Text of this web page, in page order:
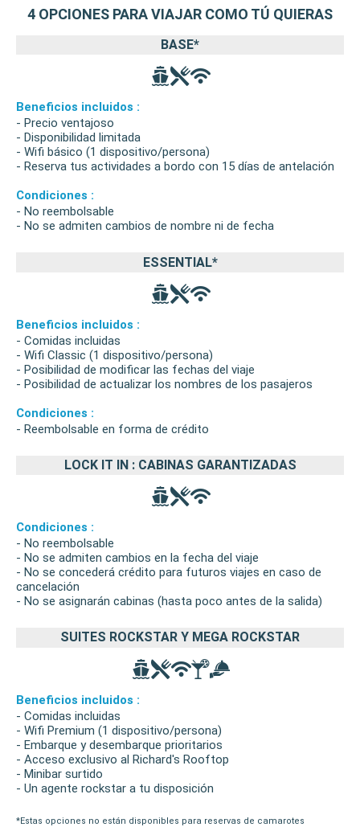
4 OPCIONES PARA VIAJAR COMO TÚ QUIERAS
BASE*
Beneficios incluidos :
- Precio ventajoso
- Disponibilidad limitada
- Wifi básico (1 dispositivo/persona)
- Reserva tus actividades a bordo con 15 días de antelación
Condiciones :
- No reembolsable
- No se admiten cambios de nombre ni de fecha
ESSENTIAL*
Beneficios incluidos :
- Comidas incluidas
- Wifi Classic (1 dispositivo/persona)
- Posibilidad de modificar las fechas del viaje
- Posibilidad de actualizar los nombres de los pasajeros
Condiciones :
- Reembolsable en forma de crédito
LOCK IT IN : CABINAS GARANTIZADAS
Condiciones :
- No reembolsable
- No se admiten cambios en la fecha del viaje
- No se concederá crédito para futuros viajes en caso de
cancelación
- No se asignarán cabinas (hasta poco antes de la salida)
SUITES ROCKSTAR Y MEGA ROCKSTAR
Beneficios incluidos :
- Comidas incluidas
- Wifi Premium (1 dispositivo/persona)
- Embarque y desembarque prioritarios
- Acceso exclusivo al Richard's Rooftop
- Minibar surtido
- Un agente rockstar a tu disposición
*Estas opciones no están disponibles para reservas de camarotes